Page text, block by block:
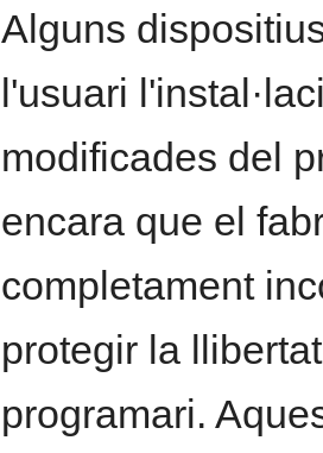
Alguns
l'usuari
modificades del
encara que el
completament
protegir la
programari.